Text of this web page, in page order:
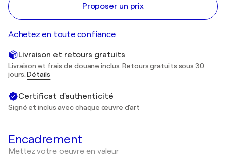
Proposer un prix
Achetez en toute confiance
Livraison et retours gratuits
Livraison et frais de douane inclus. Retours gratuits sous 30
jours.Détails
Certificat d'authenticité
Signé et inclus avec chaque œuvre d'art
Encadrement
Mettez votre oeuvre en valeur